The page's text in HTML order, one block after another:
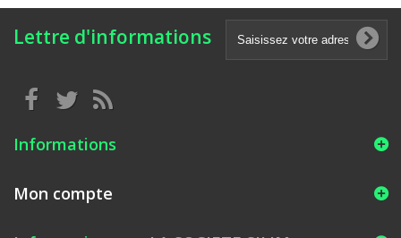
Lettre d'informations
Informations
Mon compte